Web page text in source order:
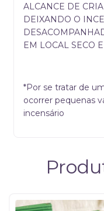
ALCANCE DE
DEIXANDO O
EM LOCAL SECO
*Por se tratar de
ocorrer pequenas
incensário